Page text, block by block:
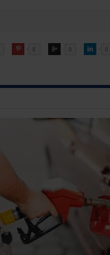

PINTEREST
0 
GOOGLE0 
LINKEDIN
0